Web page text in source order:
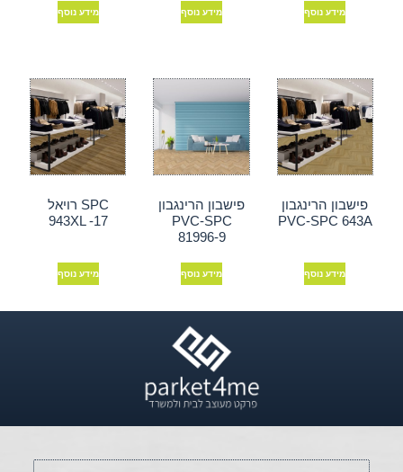
מידע נוסף מידע נוסף מידע נוסף
פישבון הרינגבון
PVC-SPC 643A
מידע נוסף
פישבון הרינגבון
PVC-SPC
81996-9
מידע נוסף
SPC רויאל
943XL -17
מידע נוסף